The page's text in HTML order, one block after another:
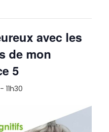
avec les
de mon
5
- 11h30